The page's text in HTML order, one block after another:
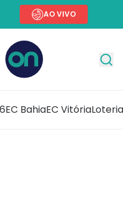
AO VIVO
EC BahiaEC Vitória